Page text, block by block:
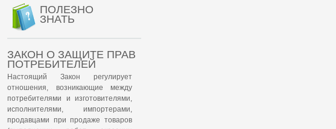
ПОЛЕЗНО
ЗНАТЬ
ЗАКОН О ЗАЩИТЕ ПРАВ
ПОТРЕБИТЕЛЕЙ
Настоящий Закон регулирует
отношения, возникающие между
потребителями и изготовителями,
исполнителями, импортерами,
продавцами при продаже товаров